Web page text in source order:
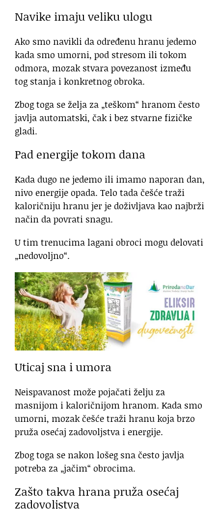
Navike imaju veliku ulogu
Ako smo navikli da određenu hranu jedemo
kada smo umorni, pod stresom ili tokom
odmora, mozak stvara povezanost između
tog stanja i konkretnog obroka.
Zbog toga se želja za „teškom“ hranom često
javlja automatski, čak i bez stvarne fizičke
gladi.
Pad energije tokom dana
Kada dugo ne jedemo ili imamo naporan dan,
nivo energije opada. Telo tada češće traži
kaloričniju hranu jer je doživljava kao najbrži
način da povrati snagu.
U tim trenucima lagani obroci mogu delovati
„nedovoljno“.
Uticaj sna i umora
Neispavanost može pojačati želju za
masnijom i kaloričnijom hranom. Kada smo
umorni, mozak češće traži hranu koja brzo
pruža osećaj zadovoljstva i energije.
Zbog toga se nakon lošeg sna često javlja
potreba za „jačim“ obrocima.
Zašto takva hrana pruža osećaj
zadovoljstva